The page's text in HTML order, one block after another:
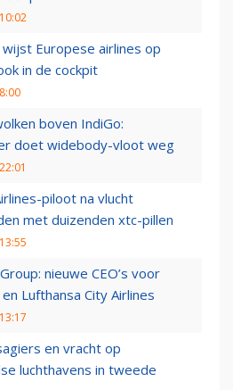
wijst Europese airlines op
in de cockpit
boven IndiGo:
doet widebody-vloot weg
piloot na vlucht
met duizenden xtc-pillen
nieuwe CEO’s voor
Lufthansa City Airlines
en vracht op
luchthavens in tweede